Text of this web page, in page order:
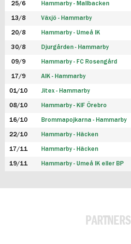
25/6 Hammarby - Mallbacken
13/8 Växjö - Hammarby
20/8 Hammarby - Umeå IK
30/8 Djurgården - Hammarby
09/9 Hammarby - FC Rosengård
17/9 AIK - Hammarby
01/10 Jitex - Hammarby
08/10 Hammarby - KIF Örebro
16/10 Brommapojkarna - Hammarby
22/10 Hammarby - Häcken
17/11 Hammarby - Häcken
19/11 Hammarby - Umeå IK eller BP
PARTNERS